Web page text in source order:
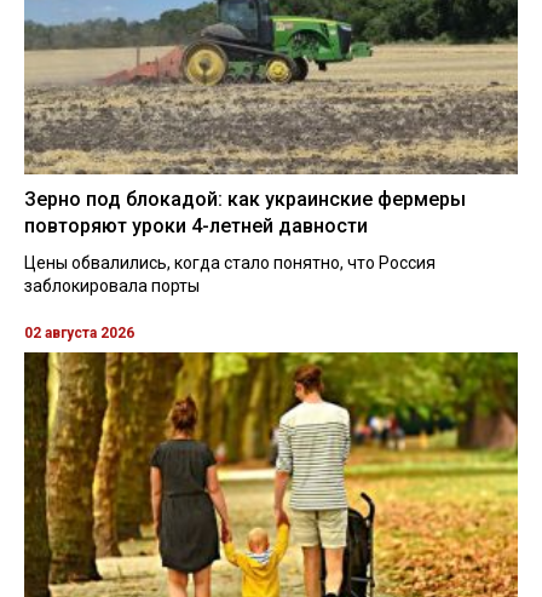
Зерно под блокадой: как украинские фермеры
повторяют уроки 4-летней давности
Цены обвалились, когда стало понятно, что Россия
заблокировала порты
02 августа 2026